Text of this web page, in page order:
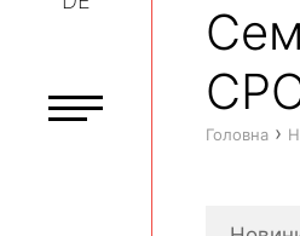
Головна ›